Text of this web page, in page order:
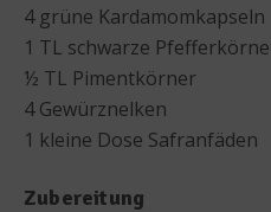
4 grüne Kardamomkapseln
1 TL schwarze
½ TL Pimentkörner
4 Gewürznelken
1 kleine Dose Safranfäden
Zubereitung